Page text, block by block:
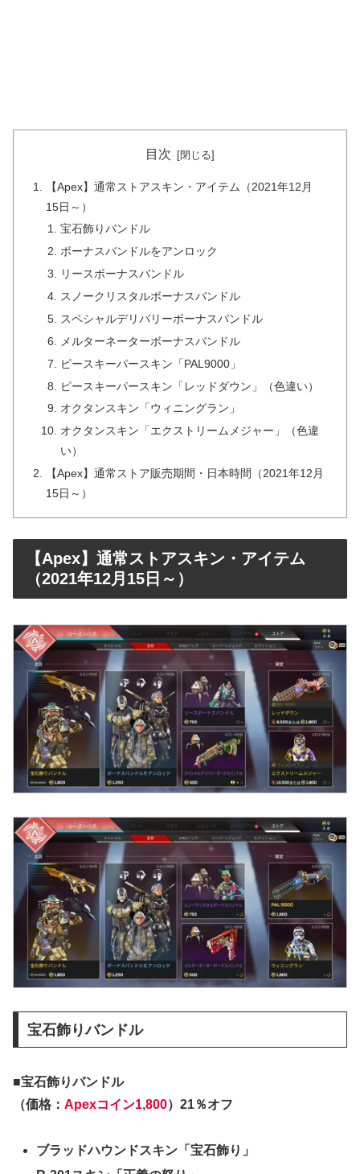
目次
【Apex】通常ストアスキン・アイテム（2021年12月
15日～）
宝石飾りバンドル
ボーナスバンドルをアンロック
リースボーナスバンドル
スノークリスタルボーナスバンドル
スペシャルデリバリーボーナスバンドル
メルターネーターボーナスバンドル
ピースキーパースキン「PAL9000」
ピースキーパースキン「レッドダウン」（色違い）
オクタンスキン「ウィニングラン」
オクタンスキン「エクストリームメジャー」（色違
い）
【Apex】通常ストア販売期間・日本時間（2021年12月
15日～）
【Apex】通常ストアスキン・アイテム
（2021年12月15日～）
宝石飾りバンドル
■宝石飾りバンドル
（価格： Apexコイン1,800）21％オフ
ブラッドハウンドスキン「宝石飾り」